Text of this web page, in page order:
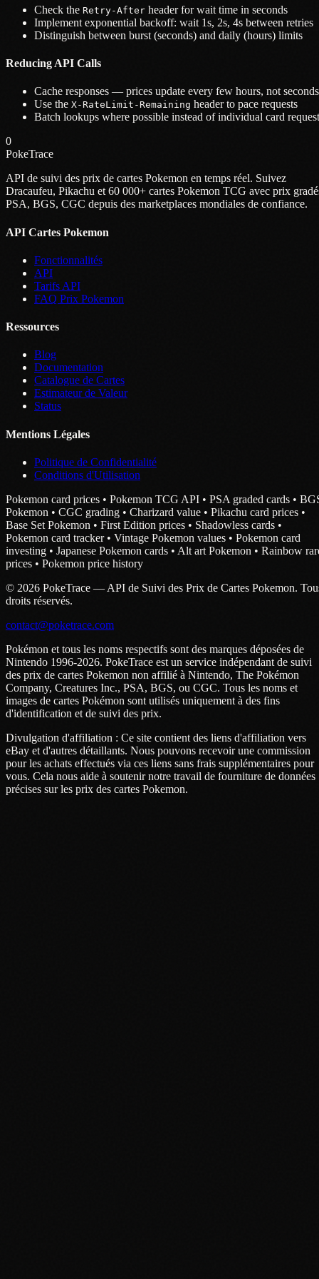
Check the Retry-After header for wait time in seconds
Implement exponential backoff: wait 1s, 2s, 4s between retries
Distinguish between burst (seconds) and daily (hours) limits
Reducing API Calls
Cache responses — prices update every few hours, not seconds
Use the X-RateLimit-Remaining header to pace requests
Batch lookups where possible instead of individual card
0
PokeTrace
API de suivi des prix de cartes Pokemon en temps réel. Suivez
Dracaufeu, Pikachu et 60 000+ cartes Pokemon TCG avec prix
PSA, BGS, CGC depuis des marketplaces mondiales de confiance.
API Cartes Pokemon
Fonctionnalités
API
Tarifs API
FAQ Prix Pokemon
Ressources
Blog
Documentation
Catalogue de Cartes
Estimateur de Valeur
Status
Mentions Légales
Politique de Confidentialité
Conditions d'Utilisation
Pokemon card prices • Pokemon TCG API • PSA graded cards •
Pokemon • CGC grading • Charizard value • Pikachu card prices •
Base Set Pokemon • First Edition prices • Shadowless cards •
Pokemon card tracker • Vintage Pokemon values • Pokemon card
investing • Japanese Pokemon cards • Alt art Pokemon • Rainbow
prices • Pokemon price history
© 2026 PokeTrace — API de Suivi des Prix de Cartes Pokemon.
droits réservés.
contact@poketrace.com
Pokémon et tous les noms respectifs sont des marques déposées de
Nintendo 1996-2026. PokeTrace est un service indépendant de suivi
des prix de cartes Pokemon non affilié à Nintendo, The Pokémon
Company, Creatures Inc., PSA, BGS, ou CGC. Tous les noms et
images de cartes Pokémon sont utilisés uniquement à des fins
d'identification et de suivi des prix.
Divulgation d'affiliation : Ce site contient des liens d'affiliation vers
eBay et d'autres détaillants. Nous pouvons recevoir une commission
pour les achats effectués via ces liens sans frais supplémentaires pour
vous. Cela nous aide à soutenir notre travail de fourniture de données
précises sur les prix des cartes Pokemon.